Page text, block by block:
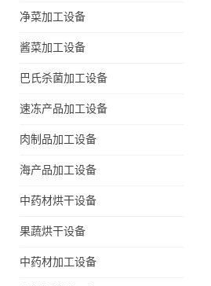
净菜加工设备
酱菜加工设备
巴氏杀菌加工设备
速冻产品加工设备
肉制品加工设备
海产品加工设备
中药材烘干设备
果蔬烘干设备
中药材加工设备